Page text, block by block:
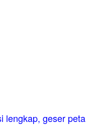
lengkap, geser peta